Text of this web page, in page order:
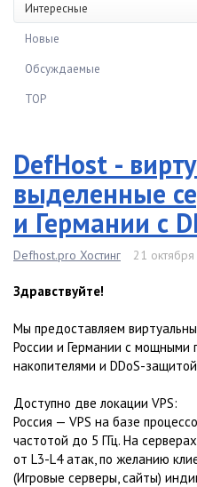
Интересные
Новые
Обсуждаемые
TOP
DefHost -
выделенные
и Германии с
Defhost.pro Хостинг 21
Здравствуйте!
Мы предоставляем
России и Германии с мощными
накопителями и DDoS-
Доступно две локации VPS:
Россия — VPS на базе
частотой до 5 ГГц. На
от L3-L4 атак, по желанию
(Игровые серверы, сайты)